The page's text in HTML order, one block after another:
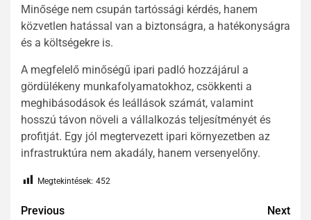
Minősége nem csupán tartóssági kérdés, hanem
közvetlen hatással van a biztonságra, a hatékonyságra
és a költségekre is.
A megfelelő minőségű ipari padló hozzájárul a
gördülékeny munkafolyamatokhoz, csökkenti a
meghibásodások és leállások számát, valamint
hosszú távon növeli a vállalkozás teljesítményét és
profitját. Egy jól megtervezett ipari környezetben az
infrastruktúra nem akadály, hanem versenyelőny.
Megtekintések: 452
Previous
Next